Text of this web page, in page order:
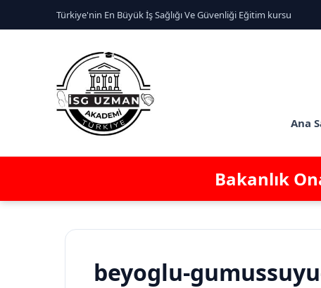
Türkiye'nin En Büyük İş Sağlığı Ve Güvenliği Eğitim kursu
Ana
Bakanlık
beyoglu-